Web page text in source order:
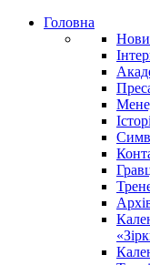
Головна